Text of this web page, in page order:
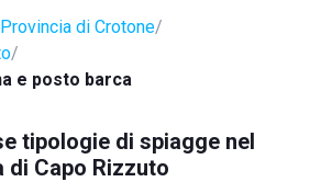
Provincia di Crotone
e posto barca
tipologie di spiagge nel
di Capo Rizzuto